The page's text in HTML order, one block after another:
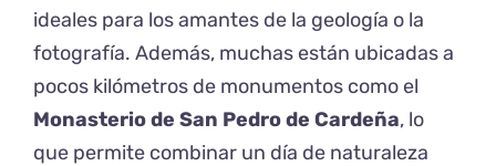
ideales para los amantes de la geología o la
fotografía. Además, muchas están ubicadas a
pocos kilómetros de monumentos como el
Monasterio de San Pedro de Cardeña, lo
que permite combinar un día de naturaleza